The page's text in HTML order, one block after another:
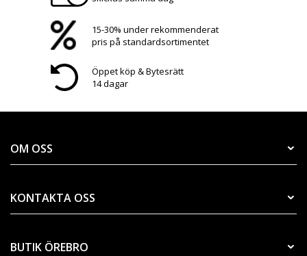
15-30% under rekommenderat
pris på standardsortimentet
Öppet köp & Bytesrätt
14 dagar
OM OSS
KONTAKTA OSS
BUTIK ÖREBRO